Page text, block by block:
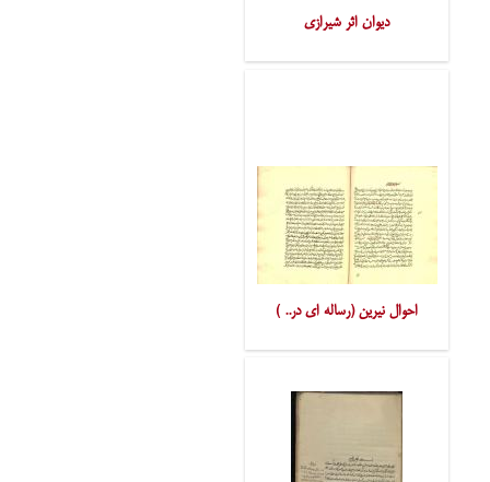
دیوان اثر شیرازی
احوال نیرین (رساله ای در.. )